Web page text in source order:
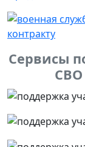
Сервисы
СВО